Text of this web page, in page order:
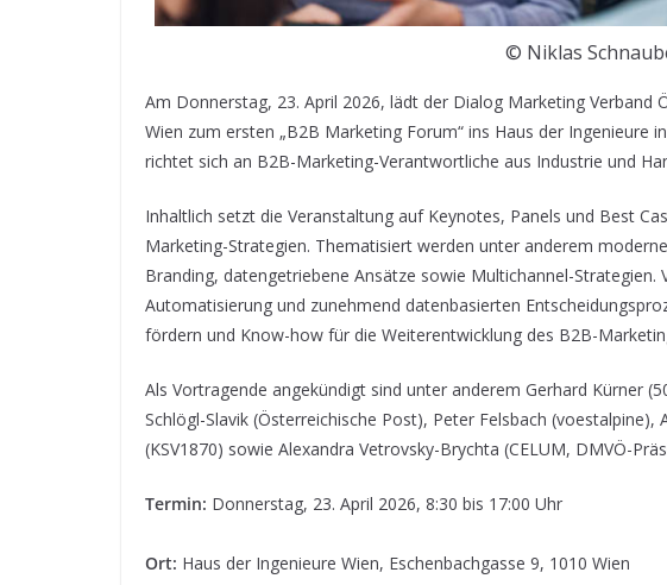
© Niklas
Am Donnerstag, 23. April 2026, lädt der Dialog Marketing Verband
Wien zum ersten „B2B Marketing Forum“ ins Haus der Ingenieure
richtet sich an B2B-Marketing-Verantwortliche aus Industrie und
Inhaltlich setzt die Veranstaltung auf Keynotes, Panels und Best
Marketing-Strategien. Thematisiert werden unter anderem
Branding, datengetriebene Ansätze sowie Multichannel-
Automatisierung und zunehmend datenbasierten
fördern und Know-how für die Weiterentwicklung des B2B-
Als Vortragende angekündigt sind unter anderem Gerhard Kürner
Schlögl-Slavik (Österreichische Post), Peter Felsbach (voestalpine),
(KSV1870) sowie Alexandra Vetrovsky-Brychta (CELUM, DMVÖ-
Termin: Donnerstag, 23. April 2026, 8:30 bis 17:00 Uhr
Ort: Haus der Ingenieure Wien, Eschenbachgasse 9, 1010 Wien